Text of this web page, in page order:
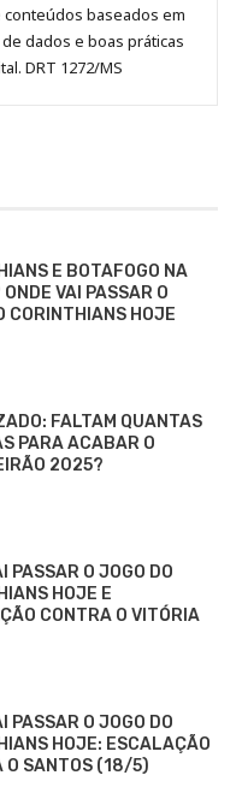
baseados em
dados e boas práticas
DRT 1272/MS
E BOTAFOGO NA
VAI PASSAR O
CORINTHIANS HOJE
FALTAM QUANTAS
PARA ACABAR O
2025?
PASSAR O JOGO DO
HOJE E
CONTRA O VITÓRIA
PASSAR O JOGO DO
HOJE: ESCALAÇÃO
O SANTOS (18/5)